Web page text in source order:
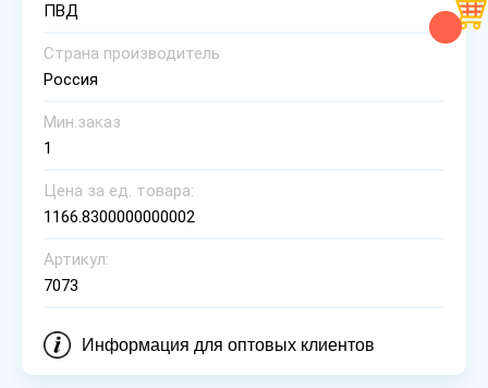
ПВД
Страна производитель
Россия
Мин.заказ
1
Цена за ед. товара:
1166.8300000000002
Артикул:
7073
Информация для оптовых клиентов